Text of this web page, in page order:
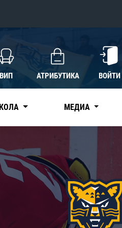
ВИП АТРИБУТИКА ВОЙТИ
МЕДИА